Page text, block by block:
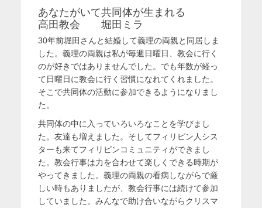
あなたがいて共同体が生まれる
高田教会 堀田ミラ
30年前堀田さんと結婚して義理の両親と同居しま
した。義理の両親は私が毎週日曜日、教会に行く
のが好きではありませんでした。でも年数が経っ
て日曜日に教会に行く習慣になれてくれました。
そこで共同体の活動に参加できるようになりまし
た。
共同体の中に入っていろいろなことを学びまし
た。友達も増えました。そしてフィリピン人シス
ターも来てフィリピンコミュニティができまし
た。教会行事は力を合わせて楽しくできる時期が
やってきました。義理の両親の看病しながらで厳
しい時もありましたが、教会行事には続けて参加
していました。みんなで助け合いながらクリスマ